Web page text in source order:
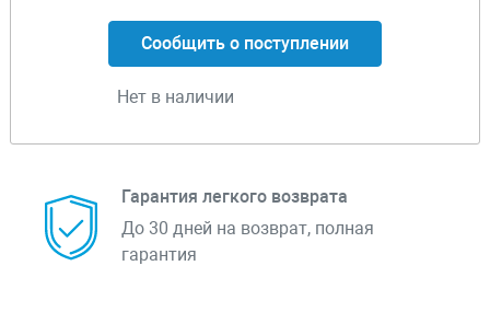
Сообщить о поступлении
Нет в наличии
Гарантия легкого возврата
До 30 дней на возврат, полная
гарантия